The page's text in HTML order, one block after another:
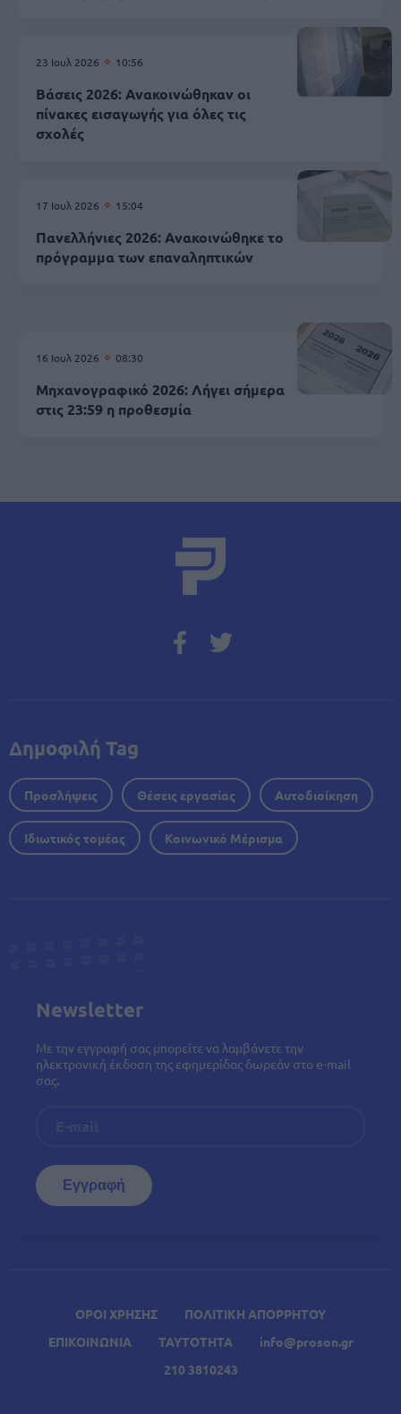
23 Ιουλ 2026 10:56
Βάσεις 2026: Ανακοινώθηκαν οι
πίνακες εισαγωγής για όλες τις
σχολές
17 Ιουλ 2026 15:04
Πανελλήνιες 2026: Ανακοινώθηκε το
πρόγραμμα των επαναληπτικών
16 Ιουλ 2026 08:30
Μηχανογραφικό 2026: Λήγει σήμερα
στις 23:59 η προθεσμία
ΟΡΟΙ ΧΡΗΣΗΣ
ΠΟΛΙΤΙΚΗ ΑΠΟΡΡΗΤΟΥ
ΕΠΙΚΟΙΝΩΝΙΑ
ΤΑΥΤΟΤΗΤΑ
info@proson.gr
210 3810243
Δημοφιλή Tag
Προσλήψεις Θέσεις εργασίας Αυτοδιοίκηση
Ιδιωτικός τομέας Κοινωνικό Μέρισμα
Newsletter
Με την εγγραφή σας μπορείτε να λαμβάνετε την
ηλεκτρονική έκδοση της εφημερίδας δωρεάν στο e-mail
σας.